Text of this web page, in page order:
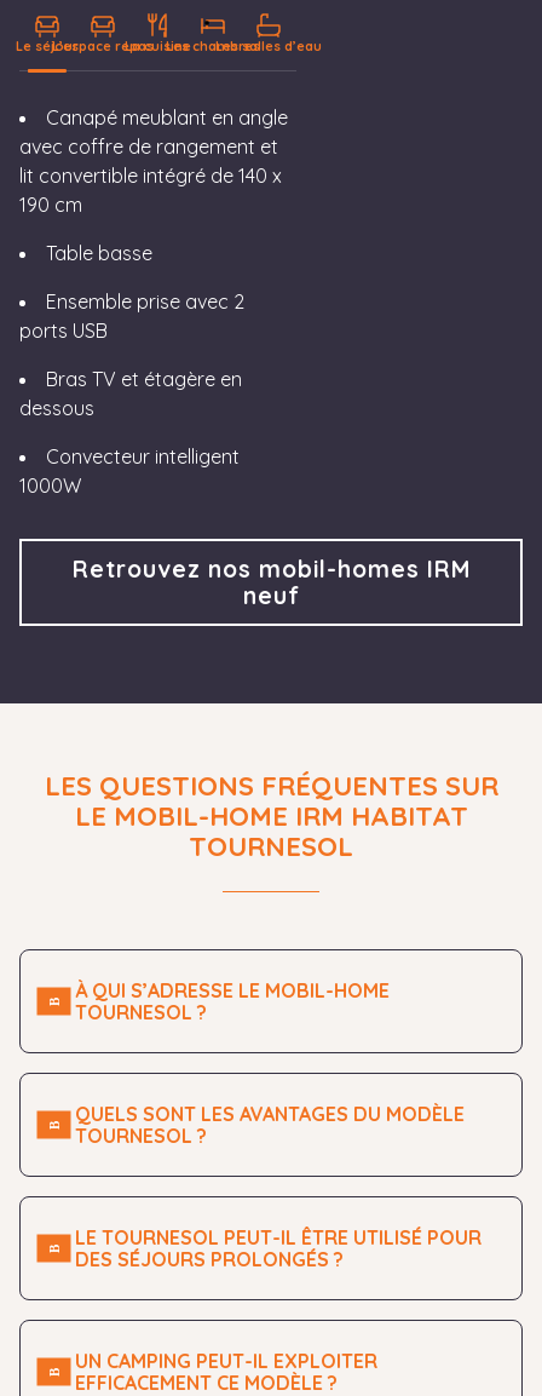
Le séjourL’espace repasLa cuisineLes chambresLes salles d’eau
LE SÉJOUR
Canapé meublant en angle
avec coffre de rangement et
lit convertible intégré de 140 x
190 cm
Table basse
Ensemble prise avec 2
ports USB
Bras TV et étagère en
dessous
Convecteur intelligent
1000W
Retrouvez nos mobil-homes IRM
neuf
LES QUESTIONS FRÉQUENTES SUR
LE MOBIL-HOME IRM HABITAT
TOURNESOL
À QUI S’ADRESSE LE MOBIL-HOME
TOURNESOL ?
QUELS SONT LES AVANTAGES DU MODÈLE
TOURNESOL ?
LE TOURNESOL PEUT-IL ÊTRE UTILISÉ POUR
DES SÉJOURS PROLONGÉS ?
UN CAMPING PEUT-IL EXPLOITER
EFFICACEMENT CE MODÈLE ?